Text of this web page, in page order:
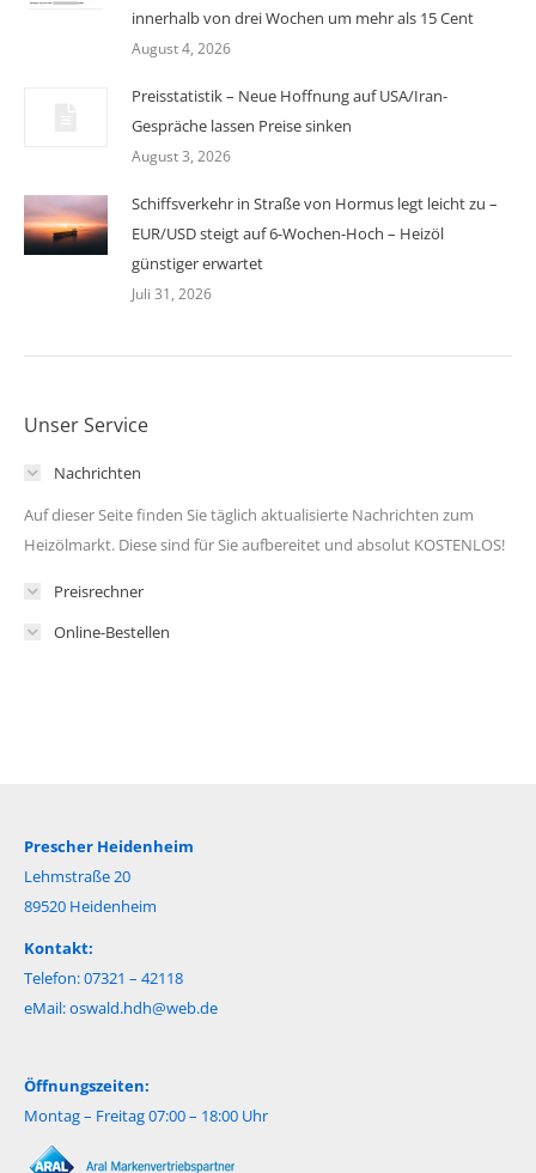
innerhalb von drei Wochen um mehr als 15 Cent
August 4, 2026
Preisstatistik – Neue Hoffnung auf USA/Iran-
Gespräche lassen Preise sinken
August 3, 2026
Schiffsverkehr in Straße von Hormus legt leicht zu –
EUR/USD steigt auf 6-Wochen-Hoch – Heizöl
günstiger erwartet
Juli 31, 2026
Unser Service
Nachrichten
Auf dieser Seite finden Sie täglich aktualisierte Nachrichten zum
Heizölmarkt. Diese sind für Sie aufbereitet und absolut KOSTENLOS!
Preisrechner
Online-Bestellen
Prescher Heidenheim
Lehmstraße 20
89520 Heidenheim
Kontakt:
Telefon: 07321 – 42118
eMail:oswald.hdh@web.de
Öffnungszeiten:
Montag – Freitag 07:00 – 18:00 Uhr